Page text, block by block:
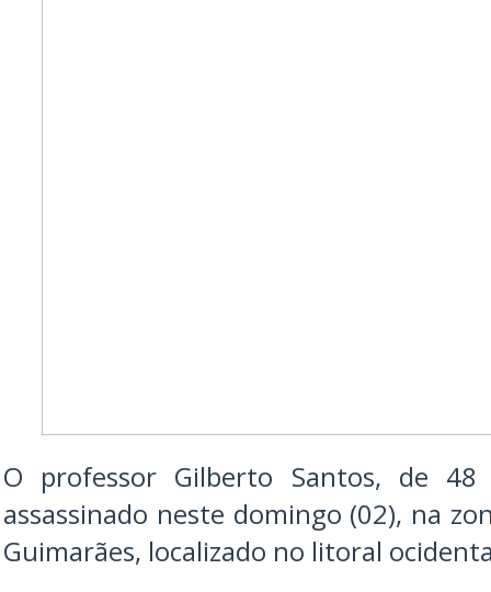
O professor Gilberto Santos, de
assassinado neste domingo (02), na
Guimarães, localizado no litoral